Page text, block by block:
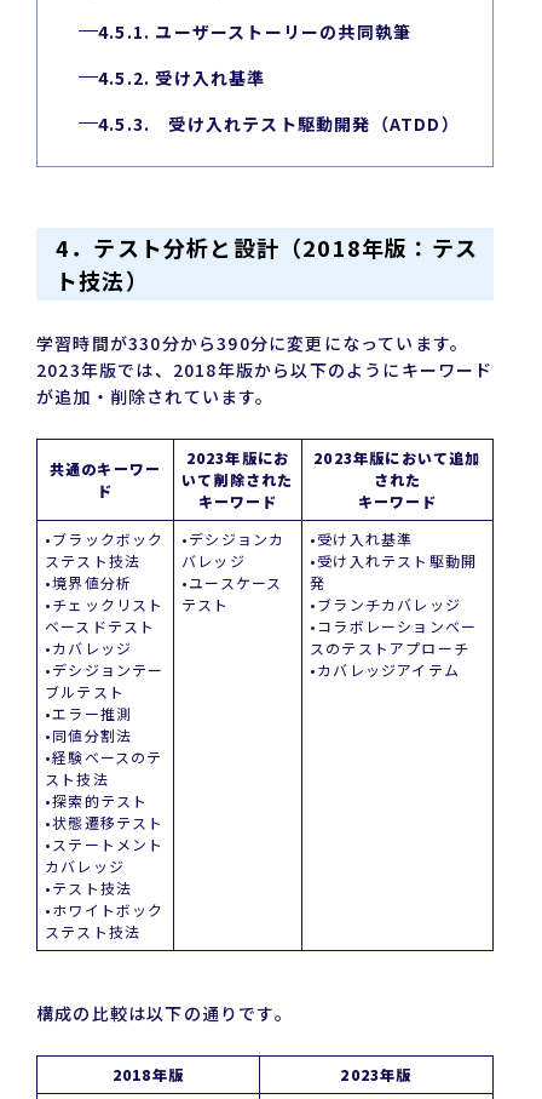
4.5.1. ユーザーストーリーの共同執筆
4.5.2. 受け入れ基準
4.5.3. 受け入れテスト駆動開発（ATDD）
4．テスト分析と設計（2018年版：テス
ト技法）
学習時間が330分から390分に変更になっています。
2023年版では、2018年版から以下のようにキーワード
が追加・削除されています。
共通のキーワー
ド
2023年版にお
いて削除された
キーワード
2023年版において追加
された
キーワード
•ブラックボック
ステスト技法
•境界値分析
•チェックリスト
ベースドテスト
•カバレッジ
•デシジョンテー
ブルテスト
•エラー推測
•同値分割法
•経験ベースのテ
スト技法
•探索的テスト
•状態遷移テスト
•ステートメント
カバレッジ
•テスト技法
•ホワイトボック
ステスト技法
•デシジョンカ
バレッジ
•ユースケース
テスト
•受け入れ基準
•受け入れテスト駆動開
発
•ブランチカバレッジ
•コラボレーションベー
スのテストアプローチ
•カバレッジアイテム
構成の比較は以下の通りです。
2018年版
2023年版